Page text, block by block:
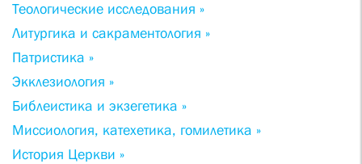
Теологические исследования »
Литургика и сакраментология »
Патристика »
Экклезиология »
Библеистика и экзегетика »
Миссиология, катехетика, гомилетика »
История Церкви »